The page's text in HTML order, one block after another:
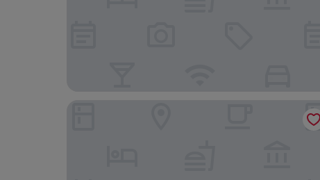
Hotel Première Classe Nevers - Varennes Vauzelles